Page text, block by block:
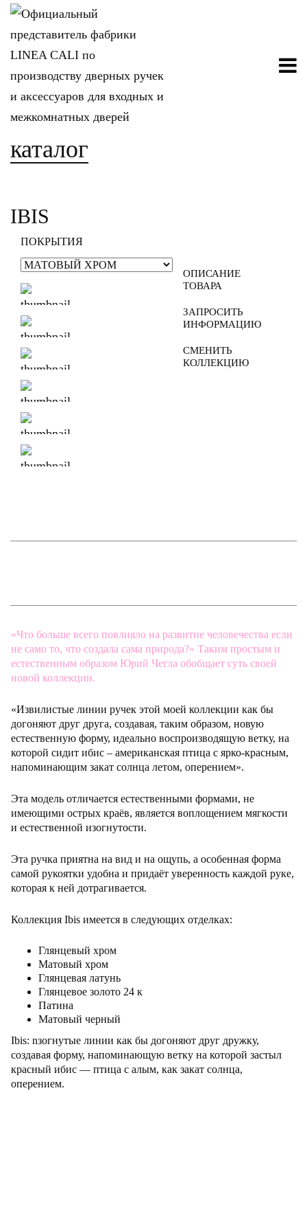
каталог
IBIS
ПОКРЫТИЯ
ОПИСАНИЕ
ТОВАРА
ЗАПРОСИТЬ
ИНФОРМАЦИЮ
СМЕНИТЬ
КОЛЛЕКЦИЮ
«Что больше всего повлияло на развитие человечества если
не само то, что создала сама природа?» Таким простым и
естественным образом Юрий Чегла обобщает суть своей
новой коллекции.
«Извилистые линии ручек этой моей коллекции как бы
догоняют друг друга, создавая, таким образом, новую
естественную форму, идеально воспроизводящую ветку, на
которой сидит ибис – американская птица с ярко-красным,
напоминающим закат солнца летом, оперением».
Эта модель отличается естественными формами, не
имеющими острых краёв, является воплощением мягкости
и естественной изогнутости.
Эта ручка приятна на вид и на ощупь, а особенная форма
самой рукоятки удобна и придаёт уверенность каждой руке,
которая к ней дотрагивается.
Коллекция Ibis имеется в следующих отделках:
Глянцевый хром
Матовый хром
Глянцевая латунь
Глянцевое золото 24 к
Патина
Матовый черный
Ibis: nзогнутые линии как бы догоняют друг дружку,
создавая форму, напоминающую ветку на которой застыл
красный ибис — птица с алым, как закат солнца,
оперением.